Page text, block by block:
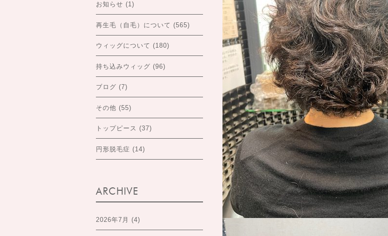
お知らせ (1)
再生毛（自毛）について (565)
ウィッグについて (180)
持ち込みウィッグ (96)
ブログ (7)
その他 (55)
トップピース (37)
円形脱毛症 (14)
ARCHIVE
2026年7月 (4)